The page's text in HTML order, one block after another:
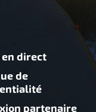
en direct
de
partenaire